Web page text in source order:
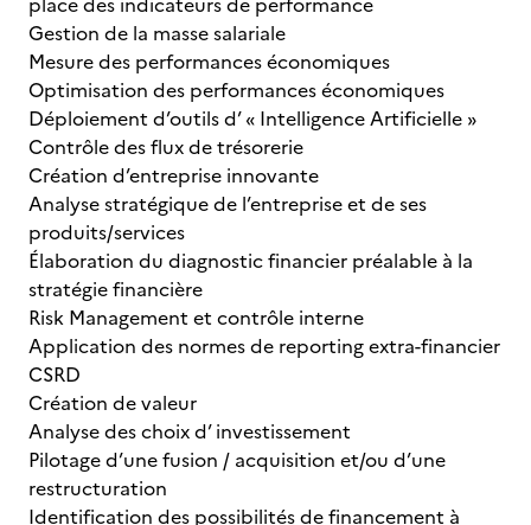
Gestion de la masse salariale
Mesure des performances économiques
Optimisation des performances économiques
Déploiement d’outils d’ « Intelligence Artificielle »
Contrôle des flux de trésorerie
Création d’entreprise innovante
Analyse stratégique de l’entreprise et de ses
produits/services
Élaboration du diagnostic financier préalable à la
stratégie financière
Risk Management et contrôle interne
Application des normes de reporting extra-financier
CSRD
Création de valeur
Analyse des choix d’ investissement
Pilotage d’une fusion / acquisition et/ou d’une
restructuration
Identification des possibilités de financement à